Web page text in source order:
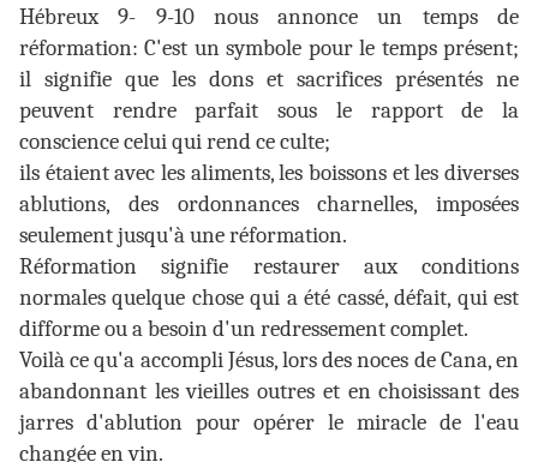
Hébreux 9- 9-10 nous annonce un temps de
réformation: C'est un symbole pour le temps présent;
il signifie que les dons et sacrifices présentés ne
peuvent rendre parfait sous le rapport de la
conscience celui qui rend ce culte;
ils étaient avec les aliments, les boissons et les diverses
ablutions, des ordonnances charnelles, imposées
seulement jusqu'à une réformation.
Réformation signifie restaurer aux conditions
normales quelque chose qui a été cassé, défait, qui est
difforme ou a besoin d'un redressement complet.
Voilà ce qu'a accompli Jésus, lors des noces de Cana, en
abandonnant les vieilles outres et en choisissant des
jarres d'ablution pour opérer le miracle de l'eau
changée en vin.